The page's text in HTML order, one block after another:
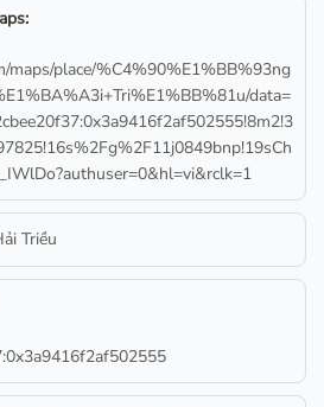
place/%C4%90%E1%BB%93ng
data=
Triều